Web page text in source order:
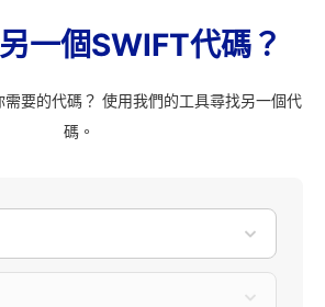
一個SWIFT代碼？
要的代碼？ 使用我們的工具尋找另一個代
碼。